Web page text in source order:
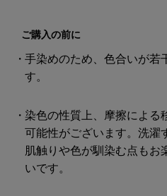
ご購入の前に
手染めのため、色合いが若
す。
染色の性質上、摩擦による
可能性がございます。洗濯
肌触りや色が馴染む点もお
いです。